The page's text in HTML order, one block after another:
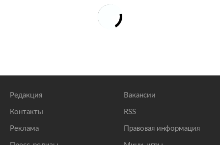
Редакция
Контакты
Реклама
Вакансии
RSS
Правовая информация